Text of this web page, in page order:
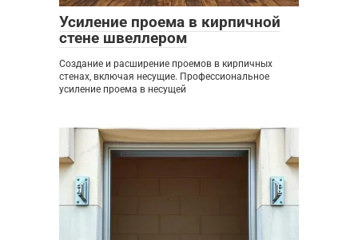
Усиление проема в кирпичной
стене швеллером
Создание и расширение проемов в кирпичных
стенах, включая несущие. Профессиональное
усиление проема в несущей